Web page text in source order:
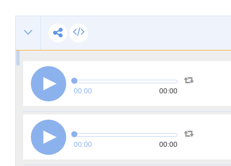
00:00 00:00
00:00 00:00